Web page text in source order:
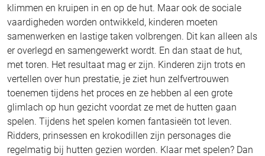
klimmen en kruipen in en op de hut. Maar ook de sociale
vaardigheden worden ontwikkeld, kinderen moeten
samenwerken en lastige taken volbrengen. Dit kan alleen als
er overlegd en samengewerkt wordt. En dan staat de hut,
met toren. Het resultaat mag er zijn. Kinderen zijn trots en
vertellen over hun prestatie, je ziet hun zelfvertrouwen
toenemen tijdens het proces en ze hebben al een grote
glimlach op hun gezicht voordat ze met de hutten gaan
spelen. Tijdens het spelen komen fantasieën tot leven.
Ridders, prinsessen en krokodillen zijn personages die
regelmatig bij hutten gezien worden. Klaar met spelen? Dan